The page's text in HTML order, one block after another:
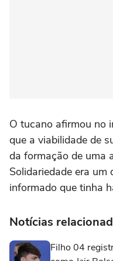
O tucano afirmou no
que a viabilidade de
da formação de uma
Solidariedade era um
informado que tinha
Notícias
Filho 04